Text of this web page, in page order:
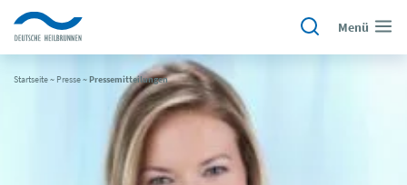
Menü
Startseite~ Presse~Pressemitteilungen